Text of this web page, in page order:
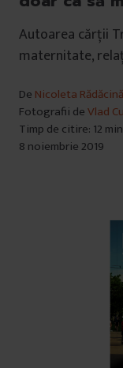
Autoarea cărții
maternitate,
De Nicoleta Rădăcină
Fotografii deVlad
Timp de citire: 12
8 noiembrie 2019